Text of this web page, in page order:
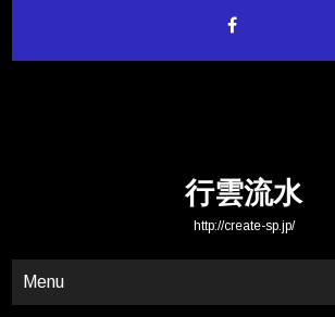
content
行雲流水
http://create-sp.jp/
Menu